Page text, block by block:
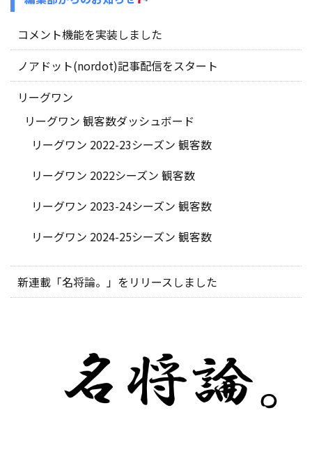
コメント機能を実装しました
ノアドット(nordot)記事配信をスタート
リーグワン
リーグワン 観客数ダッシュボード
リーグワン 2022-23シーズン 観客数
リーグワン 2022シーズン 観客数
リーグワン 2023-24シーズン 観客数
リーグワン 2024-25シーズン 観客数
新連載「名将論。」をリリースしました